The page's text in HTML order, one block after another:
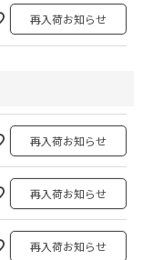
再入荷お知らせ
再入荷お知らせ
再入荷お知らせ
再入荷お知らせ